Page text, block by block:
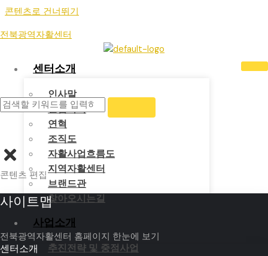
콘텐츠로 건너뛰기
전북광역자활센터
센터소개
인사말
설립목적
연혁
조직도
자활사업흐름도
지역자활센터
브랜드관
찾아오시는길
사업소개
추진전략 및 중점사업
콘텐츠 편집
사이트맵
전북광역자활센터 홈페이지 한눈에 보기
센터소개
About the Center
지역자활센터
지역사회와 함께 만드는 실질적 자활지원 실행체계의 핵심 허브
정읍
무주
진안